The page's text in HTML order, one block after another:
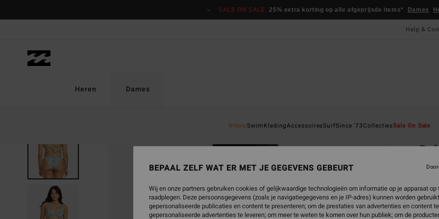
SALE ON SALE 25% extra korting op alle afgeprijsde items* Dames
Help &
Heren Dames
NieuwSwimKledingAccessoiresSurfSince '73CollectiesSale On Sale
€
€
SALE
BEPAAL ZELF WAT ER MET JE GEGEVENS GEBEURT
Wij en onze partners gebruiken cookies of gelijkwaardige technologieën om informatie op je apparaat
raadplegen. Deze persoonsgegevens (zoals je navigatiegegevens en je IP-adres) kunnen worden
gepersonaliseerde publicaties en content te presenteren; om de prestaties van advertenties en content
gepersonaliseerde advertenties te leveren; om meer te weten te komen over hun publiek; om de